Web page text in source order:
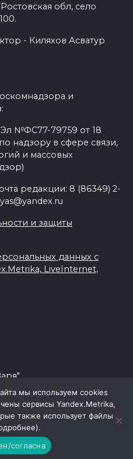
обл, село
- Киляхов Асватур
и
№ФС77-79759 от 18
надзору в сфере связи,
и массовых
редакции: 8 (86349) 2-
и защиты
данных с
LiveInternet,
мы используем cookies
сервисы Yandex.Metrika,
также использует файлы
согласна